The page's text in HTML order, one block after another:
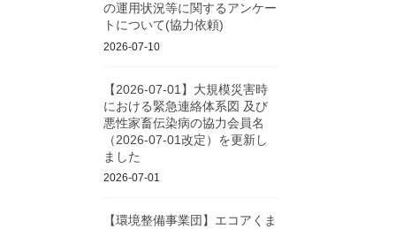
の運用状況等に関するアンケー
トについて(協力依頼)
2026-07-10
【2026-07-01】大規模災害時
における緊急連絡体系図 及び
悪性家畜伝染病の協力会員名
（2026-07-01改定）を更新し
ました
2026-07-01
【環境整備事業団】エコアくま